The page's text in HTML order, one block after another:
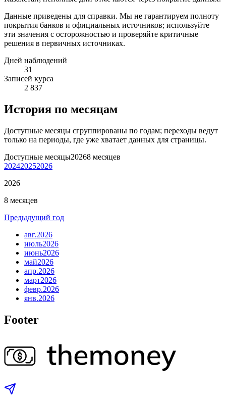
Данные приведены для справки. Мы не гарантируем полноту
покрытия банков и официальных источников; используйте
эти значения с осторожностью и проверяйте критичные
решения в первичных источниках.
Дней наблюдений
31
Записей курса
2 837
История по месяцам
Доступные месяцы сгруппированы по годам; переходы ведут
только на периоды, где уже хватает данных для страницы.
Доступные месяцы20268 месяцев
202420252026
2026
8 месяцев
Предыдущий год
авг.2026
июль2026
июнь2026
май2026
апр.2026
март2026
февр.2026
янв.2026
Footer